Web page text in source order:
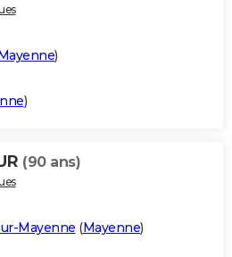
)
)
(90 ans)
Mayenne (Mayenne)